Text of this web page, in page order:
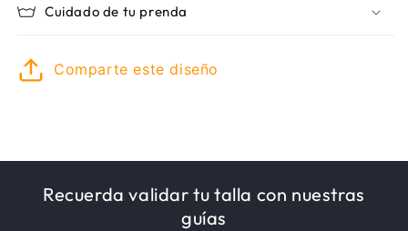
Cuidado de tu prenda
Comparte este diseño
Recuerda validar tu talla con nuestras
guías